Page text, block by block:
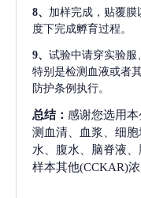
8、 加样完成，贴覆
度下完成孵育过程。
9、 试验中请穿实验服
特别是检测血液或者
防护条例执行。
总结： 感谢您选用
测血清、血浆、细
水、腹水、脑脊液
样本其他(CCKAR)浓